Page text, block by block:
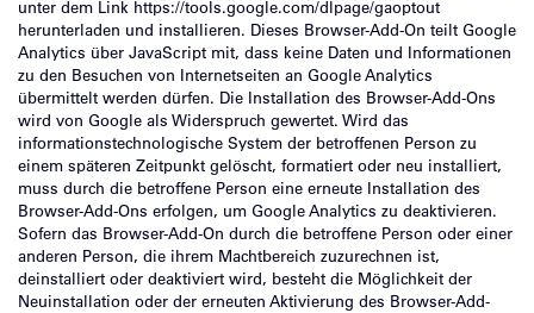
unter dem Link https://tools.google.com/dlpage/gaoptout
herunterladen und installieren. Dieses Browser-Add-On teilt Google
Analytics über JavaScript mit, dass keine Daten und Informationen
zu den Besuchen von Internetseiten an Google Analytics
übermittelt werden dürfen. Die Installation des Browser-Add-Ons
wird von Google als Widerspruch gewertet. Wird das
informationstechnologische System der betroffenen Person zu
einem späteren Zeitpunkt gelöscht, formatiert oder neu installiert,
muss durch die betroffene Person eine erneute Installation des
Browser-Add-Ons erfolgen, um Google Analytics zu deaktivieren.
Sofern das Browser-Add-On durch die betroffene Person oder einer
anderen Person, die ihrem Machtbereich zuzurechnen ist,
deinstalliert oder deaktiviert wird, besteht die Möglichkeit der
Neuinstallation oder der erneuten Aktivierung des Browser-Add-